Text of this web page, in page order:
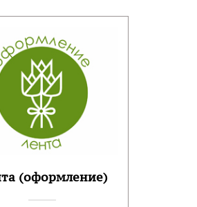
(оформление)